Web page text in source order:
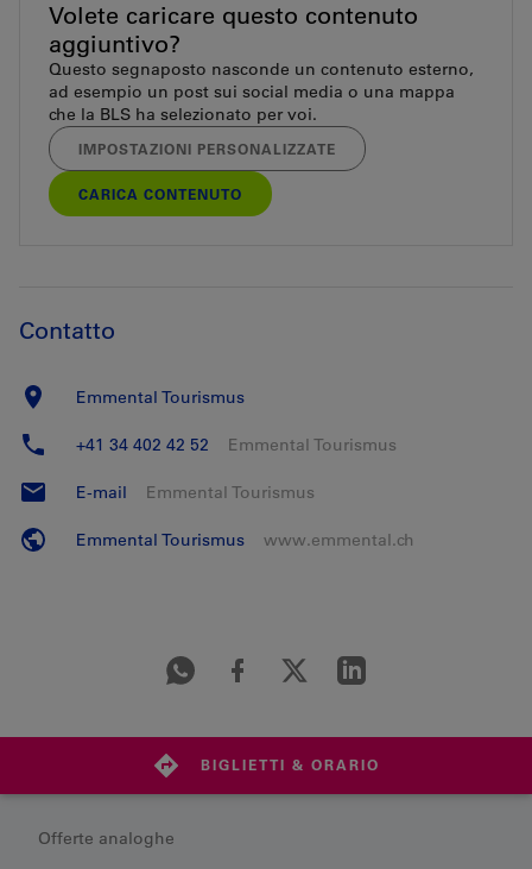
Volete caricare questo contenuto
aggiuntivo?
Questo segnaposto nasconde un contenuto esterno,
ad esempio un post sui social media o una mappa
che la BLS ha selezionato per voi.
IMPOSTAZIONI PERSONALIZZATE
CARICA CONTENUTO
Contatto
Emmental Tourismus
+41 34 402 42 52 Emmental Tourismus
E-mail Emmental Tourismus
Emmental Tourismus www.emmental.ch
BIGLIETTI & ORARIO
Offerte analoghe